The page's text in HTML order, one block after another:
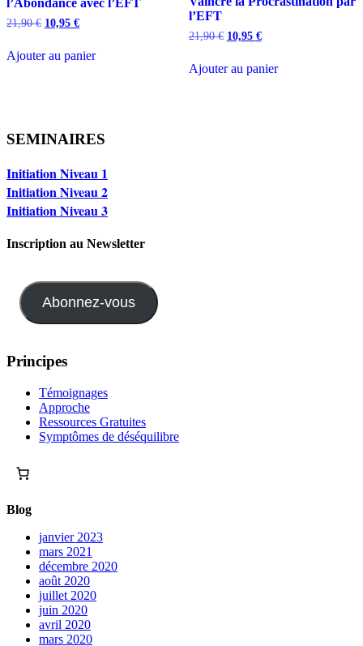
21,90€ Le
était :
10,95 €Le
est :
Ajouter au panier
l’EFT
21,90€ Le
était :
10,95 €Le
actuel
est :
Ajouter au panier
SEMINAIRES
Initiation Niveau 1
Initiation Niveau 2
Initiation Niveau 3
Inscription au Newsletter
Abonnez-vous
Principes
Témoignages
Approche
Ressources Gratuites
Symptômes de déséquilibre
Blog
janvier 2023
mars 2021
décembre 2020
août 2020
juillet 2020
juin 2020
avril 2020
mars 2020